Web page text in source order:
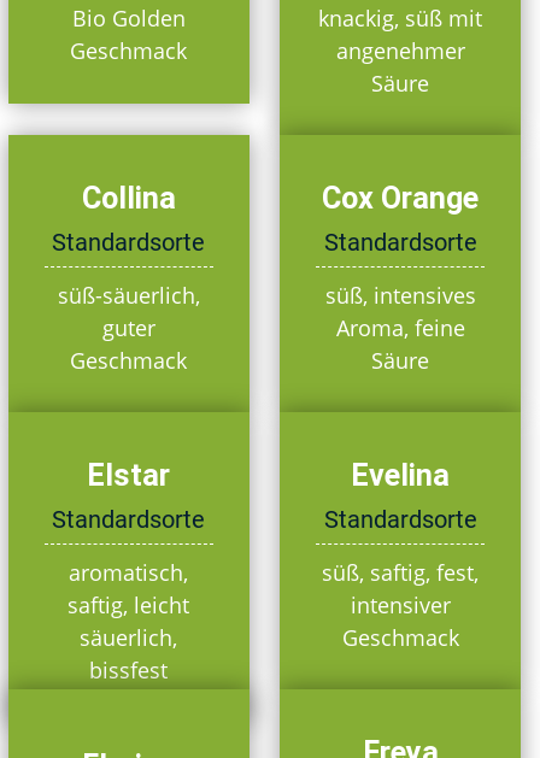
Bio Golden
Geschmack
knackig, süß mit
angenehmer
Säure
Collina
Standardsorte
süß-säuerlich,
guter
Geschmack
Cox Orange
Standardsorte
süß, intensives
Aroma, feine
Säure
Elstar
Standardsorte
aromatisch,
saftig, leicht
säuerlich,
bissfest
Evelina
Standardsorte
süß, saftig, fest,
intensiver
Geschmack